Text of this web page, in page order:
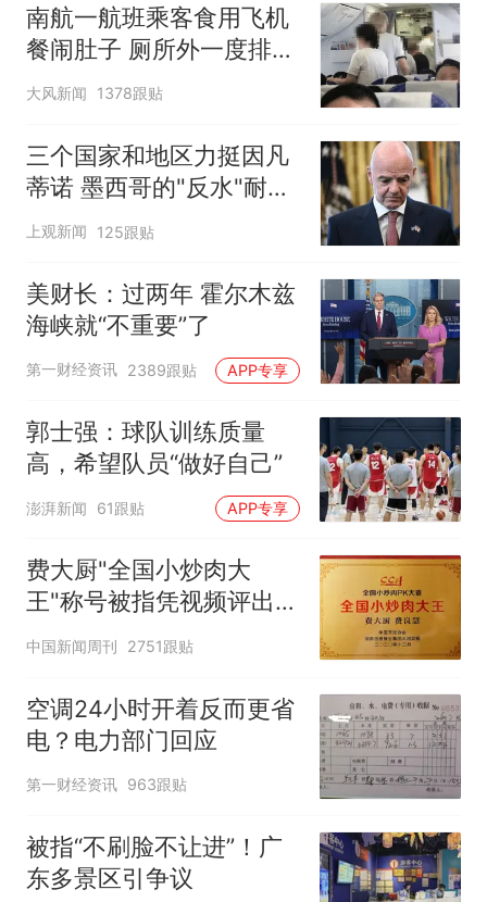
南航一航班乘客食用飞机
餐闹肚子 厕所外一度排长
队
大风新闻 1378跟贴
三个国家和地区力挺因凡
蒂诺 墨西哥的"反水"耐人
寻味
上观新闻 125跟贴
美财长：过两年 霍尔木兹
海峡就“不重要”了
第一财经资讯 2389跟贴 APP专享
郭士强：球队训练质量
高，希望队员“做好自己”
澎湃新闻 61跟贴 APP专享
费大厨"全国小炒肉大
王"称号被指凭视频评出
官方回应
中国新闻周刊 2751跟贴
空调24小时开着反而更省
电？电力部门回应
第一财经资讯 963跟贴
被指“不刷脸不让进”！广
东多景区引争议